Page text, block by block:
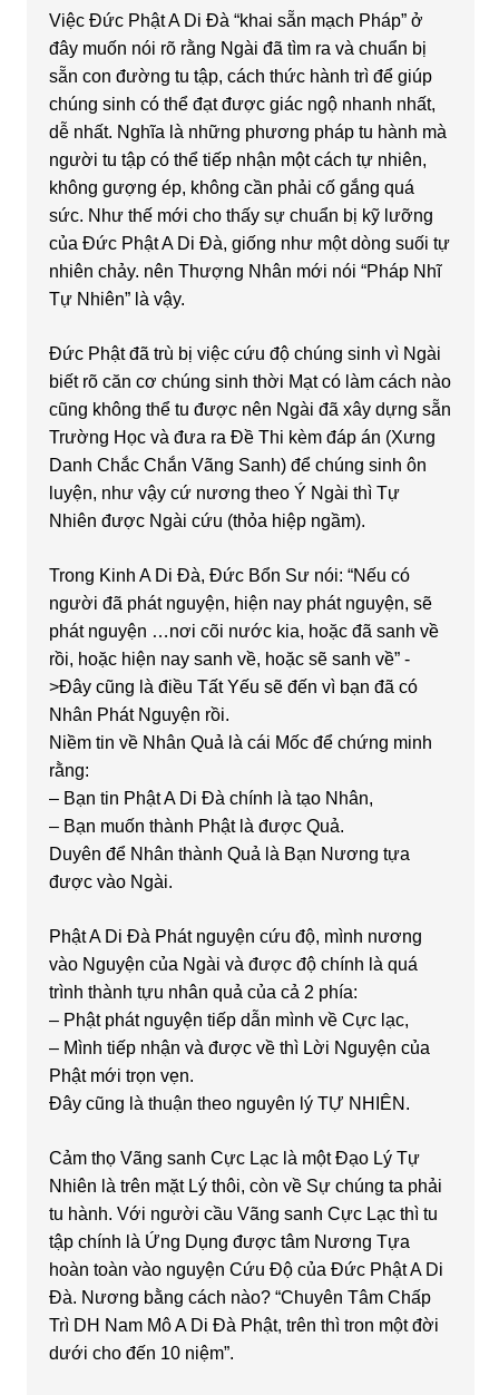
Việc Đức Phật A Di Đà “khai sẵn mạch Pháp” ở
đây muốn nói rõ rằng Ngài đã tìm ra và chuẩn bị
sẵn con đường tu tập, cách thức hành trì để giúp
chúng sinh có thể đạt được giác ngộ nhanh nhất,
dễ nhất. Nghĩa là những phương pháp tu hành mà
người tu tập có thể tiếp nhận một cách tự nhiên,
không gượng ép, không cần phải cố gắng quá
sức. Như thế mới cho thấy sự chuẩn bị kỹ lưỡng
của Đức Phật A Di Đà, giống như một dòng suối tự
nhiên chảy. nên Thượng Nhân mới nói “Pháp Nhĩ
Tự Nhiên” là vậy.
Đức Phật đã trù bị việc cứu độ chúng sinh vì Ngài
biết rõ căn cơ chúng sinh thời Mạt có làm cách nào
cũng không thể tu được nên Ngài đã xây dựng sẵn
Trường Học và đưa ra Đề Thi kèm đáp án (Xưng
Danh Chắc Chắn Vãng Sanh) để chúng sinh ôn
luyện, như vậy cứ nương theo Ý Ngài thì Tự
Nhiên được Ngài cứu (thỏa hiệp ngầm).
Trong Kinh A Di Đà, Đức Bổn Sư nói: “Nếu có
người đã phát nguyện, hiện nay phát nguyện, sẽ
phát nguyện …nơi cõi nước kia, hoặc đã sanh về
rồi, hoặc hiện nay sanh về, hoặc sẽ sanh về” -
>Đây cũng là điều Tất Yếu sẽ đến vì bạn đã có
Nhân Phát Nguyện rồi.
Niềm tin về Nhân Quả là cái Mốc để chứng minh
rằng:
– Bạn tin Phật A Di Đà chính là tạo Nhân,
– Bạn muốn thành Phật là được Quả.
Duyên để Nhân thành Quả là Bạn Nương tựa
được vào Ngài.
Phật A Di Đà Phát nguyện cứu độ, mình nương
vào Nguyện của Ngài và được độ chính là quá
trình thành tựu nhân quả của cả 2 phía:
– Phật phát nguyện tiếp dẫn mình về Cực lạc,
– Mình tiếp nhận và được về thì Lời Nguyện của
Phật mới trọn vẹn.
Đây cũng là thuận theo nguyên lý TỰ NHIÊN.
Cảm thọ Vãng sanh Cực Lạc là một Đạo Lý Tự
Nhiên là trên mặt Lý thôi, còn về Sự chúng ta phải
tu hành. Với người cầu Vãng sanh Cực Lạc thì tu
tập chính là Ứng Dụng được tâm Nương Tựa
hoàn toàn vào nguyện Cứu Độ của Đức Phật A Di
Đà. Nương bằng cách nào? “Chuyên Tâm Chấp
Trì DH Nam Mô A Di Đà Phật, trên thì tron một đời
dưới cho đến 10 niệm”.